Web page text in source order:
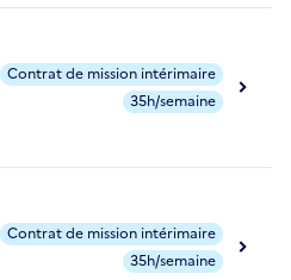
Contrat de mission intérimaire
35h/semaine
Contrat de mission intérimaire
35h/semaine